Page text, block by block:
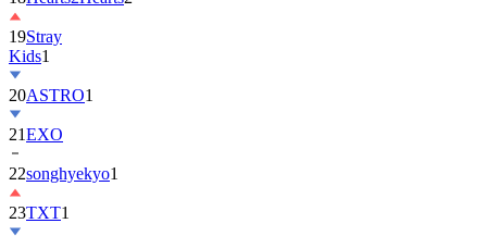
Kids
20ASTRO
21EXO
22songhyekyo
23TXT1
24Suzy